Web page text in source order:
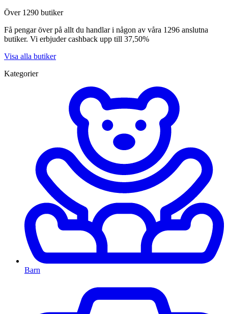
Över 1290 butiker
Få pengar över på allt du handlar i någon av våra 1296 anslutna
butiker. Vi erbjuder cashback upp till 37,50%
Visa alla butiker
Kategorier
Barn